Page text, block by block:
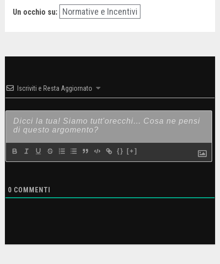
Un occhio su: Normative e Incentivi
Iscriviti e Resta Aggiornato
{} [+]
0 COMMENTI